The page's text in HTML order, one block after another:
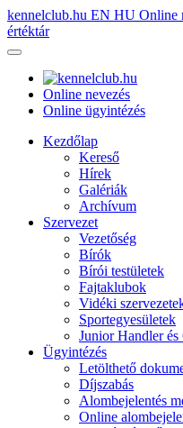
kennelclub.hu EN HU Online
értéktár
Online nevezés
Online ügyintézés
Kezdőlap
Kereső
Hírek
Galériák
Archívum
Szervezet
Vezetőség
Bírók
Bírói testületek
Fajtaklubok
Vidéki
Sportegyesületek
Junior Handler
Ügyintézés
Letölthető
Díjszabás
Alombejelentés
Online